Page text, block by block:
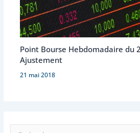
Point Bourse Hebdomadaire du
Ajustement
21 mai 2018